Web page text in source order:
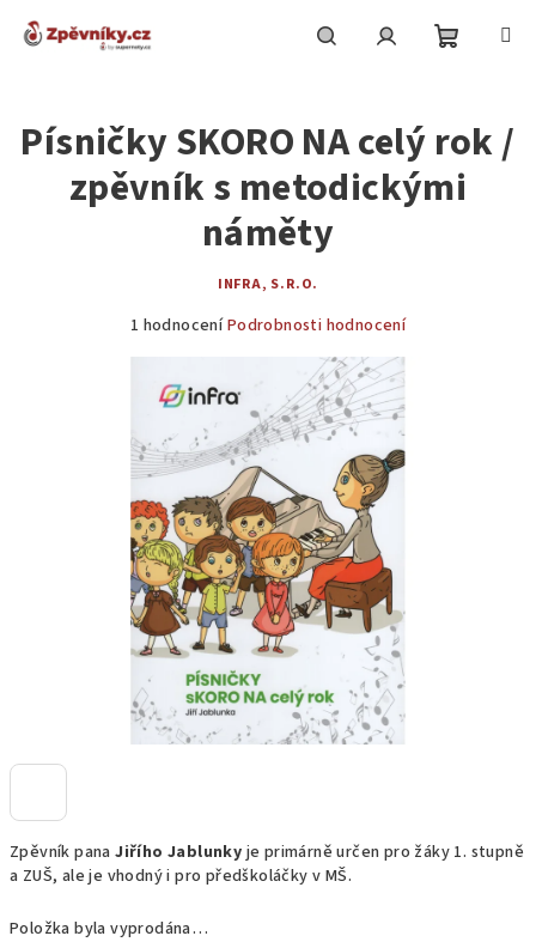
košík
Zpěvník panaJiřího Jablunky je primárně určen pro žáky 1. stupně
a ZUŠ, ale je vhodný i pro předškoláčky v MŠ.
Položka byla vyprodána…
Písničky SKORO NA celý rok /
zpěvník s metodickými
náměty
INFRA, S.R.O.
Průměrné
z
5
hvězdiček.
1 hodnoceníPodrobnosti hodnocení